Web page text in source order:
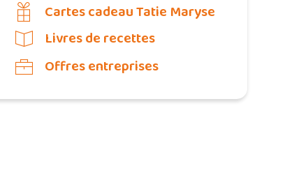
Cartes cadeau Tatie Maryse
Livres de recettes
Offres entreprises